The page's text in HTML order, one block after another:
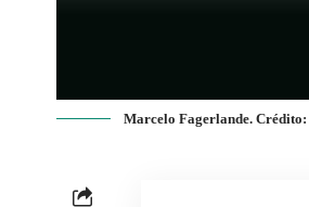
Marcelo Fagerlande.